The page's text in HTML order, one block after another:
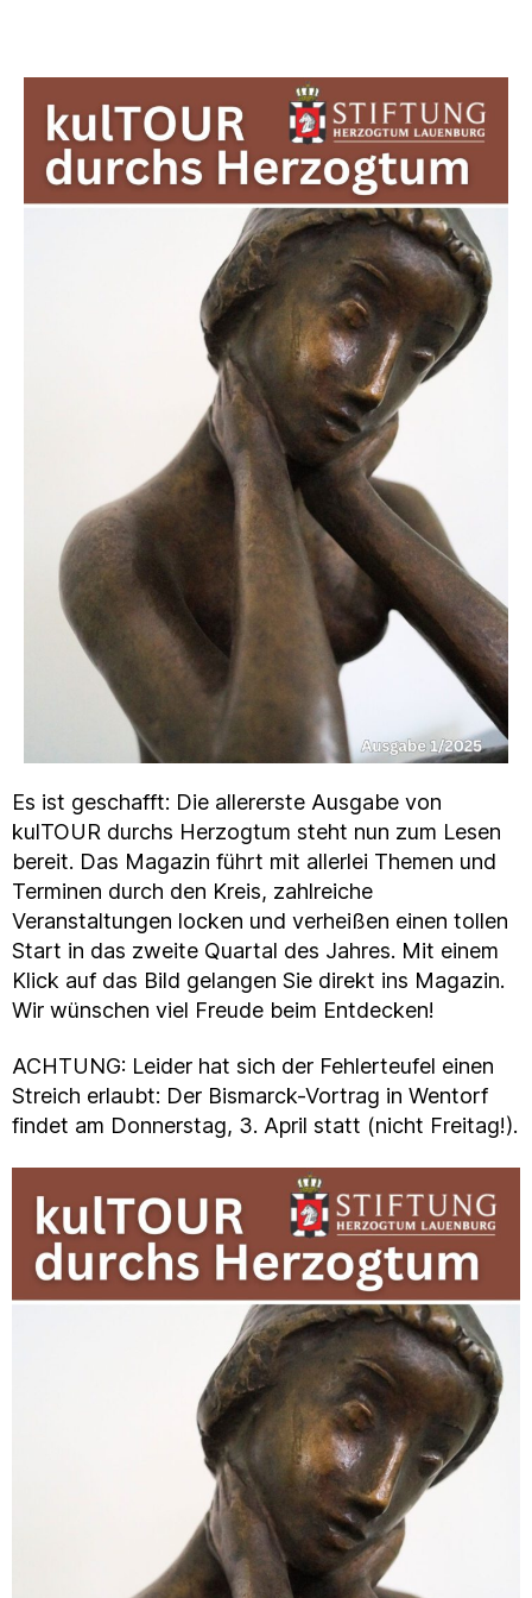
Es ist geschafft: Die allererste Ausgabe von
kulTOUR durchs Herzogtum steht nun zum Lesen
bereit. Das Magazin führt mit allerlei Themen und
Terminen durch den Kreis, zahlreiche
Veranstaltungen locken und verheißen einen tollen
Start in das zweite Quartal des Jahres. Mit einem
Klick auf das Bild gelangen Sie direkt ins Magazin.
Wir wünschen viel Freude beim Entdecken!
ACHTUNG: Leider hat sich der Fehlerteufel einen
Streich erlaubt: Der Bismarck-Vortrag in Wentorf
findet am Donnerstag, 3. April statt (nicht Freitag!).